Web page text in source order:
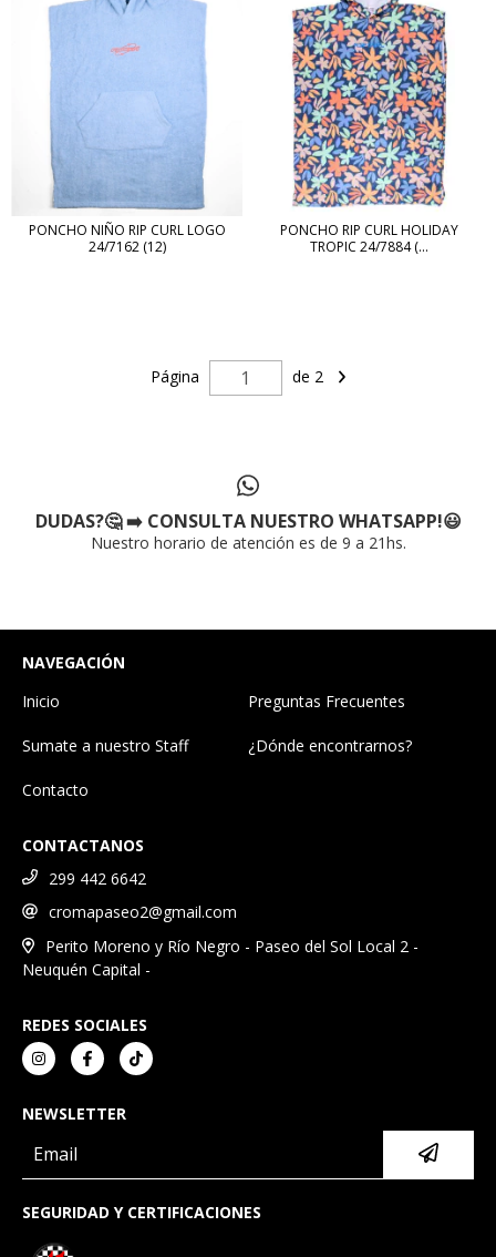
PONCHO NIÑO RIP CURL LOGO
24/7162 (12)
PONCHO RIP CURL HOLIDAY
TROPIC 24/7884 (...
Página de 2
DUDAS?🤔 ➡️ CONSULTA NUESTRO WHATSAPP!😃
Nuestro horario de atención es de 9 a 21hs.
NAVEGACIÓN
Inicio
Preguntas Frecuentes
Sumate a nuestro Staff ¿Dónde encontrarnos?
Contacto
CONTACTANOS
299 442 6642
cromapaseo2@gmail.com
Perito Moreno y Río Negro - Paseo del Sol Local 2 -
Neuquén Capital -
REDES SOCIALES
NEWSLETTER
SEGURIDAD Y CERTIFICACIONES